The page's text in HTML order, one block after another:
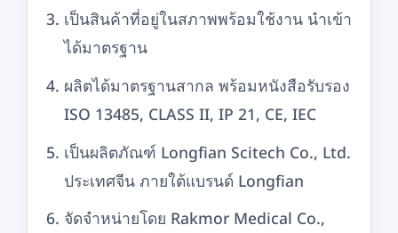
เป็นสินค้าที่อยู่ในสภาพพร้อมใช้งาน นำเข้า
ได้มาตรฐาน
ผลิตได้มาตรฐานสากล พร้อมหนังสือรับรอง
ISO 13485, CLASS II, IP 21, CE, IEC
เป็นผลิตภัณฑ์ Longfian Scitech Co., Ltd.
ประเทศจีน ภายใต้แบรนด์ Longfian
จัดจำหน่ายโดย Rakmor Medical Co.,